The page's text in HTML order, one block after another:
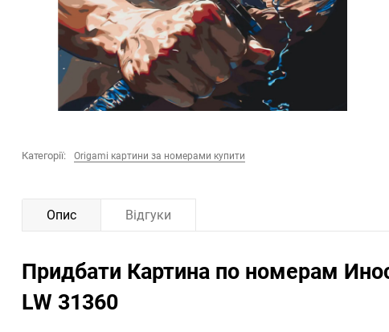
Категорії: Origami картини за номерами купити
Опис Відгуки
Придбати Картина по номерам
LW 31360